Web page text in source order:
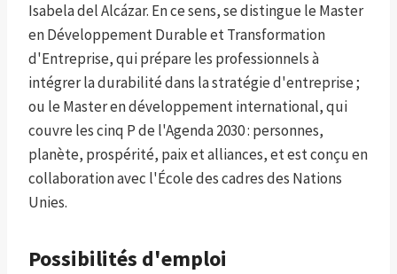
Isabela del Alcázar. En ce sens, se distingue le Master
en Développement Durable et Transformation
d'Entreprise, qui prépare les professionnels à
intégrer la durabilité dans la stratégie d'entreprise ;
ou le Master en développement international, qui
couvre les cinq P de l'Agenda 2030 : personnes,
planète, prospérité, paix et alliances, et est conçu en
collaboration avec l'École des cadres des Nations
Unies.
Possibilités d'emploi